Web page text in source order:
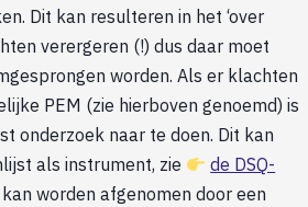
Dit kan resulteren in het ‘over
verergeren (!) dus daar moet
worden. Als er klachten
PEM (zie hierboven genoemd) is
onderzoek naar te doen. Dit kan
als instrument, zie
de DSQ-
kan worden afgenomen door een